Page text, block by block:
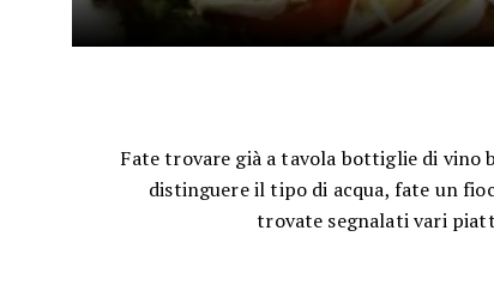
Fate trovare già a tavola bottiglie di vino
distinguere il tipo di acqua, fate un
trovate segnalati vari